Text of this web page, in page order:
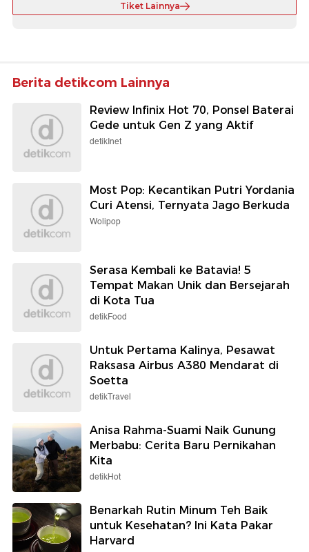
Tiket Lainnya
Berita detikcom Lainnya
Review Infinix Hot 70, Ponsel Baterai
Gede untuk Gen Z yang Aktif
detikInet
Most Pop: Kecantikan Putri Yordania
Curi Atensi, Ternyata Jago Berkuda
Wolipop
Serasa Kembali ke Batavia! 5
Tempat Makan Unik dan Bersejarah
di Kota Tua
detikFood
Untuk Pertama Kalinya, Pesawat
Raksasa Airbus A380 Mendarat di
Soetta
detikTravel
Anisa Rahma-Suami Naik Gunung
Merbabu: Cerita Baru Pernikahan
Kita
detikHot
Benarkah Rutin Minum Teh Baik
untuk Kesehatan? Ini Kata Pakar
Harvard